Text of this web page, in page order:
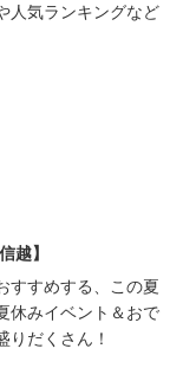
人気ランキングなど
越】
すすめする、この夏
休みイベント＆おで
りだくさん！